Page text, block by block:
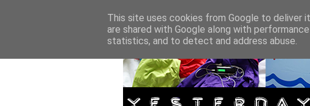
This site uses cookies from Google to deliver
are shared with Google along with
statistics, and to detect and address abuse.